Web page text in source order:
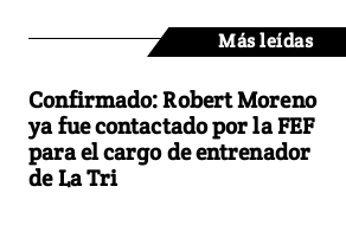
Más leídas
Confirmado: Robert Moreno
ya fue contactado por la FEF
para el cargo de entrenador
de La Tri